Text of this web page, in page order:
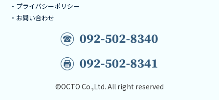
・プライバシーポリシー
・お問い合わせ
©OCTO Co.,Ltd. All right reserved